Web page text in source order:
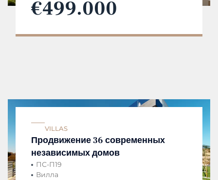
€499.000
VILLAS
Продвижение 36 современных
независимых домов
ПС-П19
Вилла